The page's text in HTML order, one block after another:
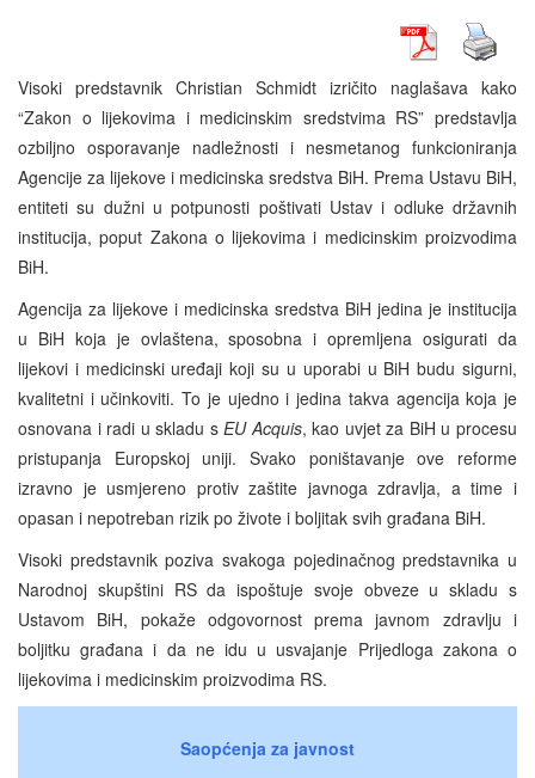
Visoki predstavnik Christian Schmidt izričito naglašava kako
“Zakon o lijekovima i medicinskim sredstvima RS” predstavlja
ozbiljno osporavanje nadležnosti i nesmetanog funkcioniranja
Agencije za lijekove i medicinska sredstva BiH. Prema Ustavu BiH,
entiteti su dužni u potpunosti poštivati ​​Ustav i odluke državnih
institucija, poput Zakona o lijekovima i medicinskim proizvodima
BiH.
Agencija za lijekove i medicinska sredstva BiH jedina je institucija
u BiH koja je ovlaštena, sposobna i opremljena osigurati da
lijekovi i medicinski uređaji koji su u uporabi u BiH budu sigurni,
kvalitetni i učinkoviti. To je ujedno i jedina takva agencija koja je
osnovana i radi u skladu sEUAcquis, kao uvjet za BiH u procesu
pristupanja Europskoj uniji. Svako poništavanje ove reforme
izravno je usmjereno protiv zaštite javnoga zdravlja, a time i
opasan i nepotreban rizik po živote i boljitak svih građana BiH.
Visoki predstavnik poziva svakoga pojedinačnog predstavnika u
Narodnoj skupštini RS da ispoštuje svoje obveze u skladu s
Ustavom BiH, pokaže odgovornost prema javnom zdravlju i
boljitku građana i da ne idu u usvajanje Prijedloga zakona o
lijekovima i medicinskim proizvodima RS.
Saopćenja za javnost